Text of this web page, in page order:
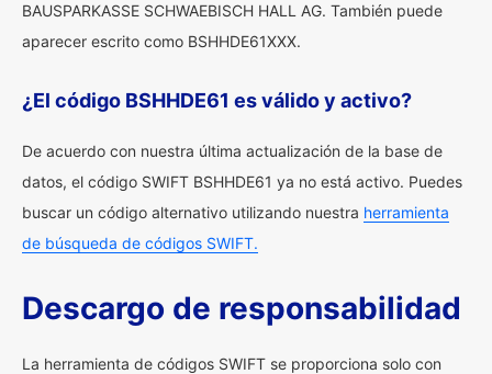
BAUSPARKASSE SCHWAEBISCH HALL AG. También puede
aparecer escrito como BSHHDE61XXX.
¿El código BSHHDE61 es válido y activo?
De acuerdo con nuestra última actualización de la base de
datos, el código SWIFT BSHHDE61 ya no está activo. Puedes
buscar un código alternativo utilizando nuestra herramienta
de búsqueda de códigos SWIFT.
Descargo de responsabilidad
La herramienta de códigos SWIFT se proporciona solo con